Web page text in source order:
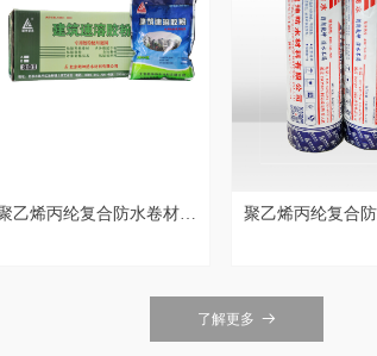
了解更多 뀠
乙烯丙纶复合防水卷材专
聚乙烯丙纶复合